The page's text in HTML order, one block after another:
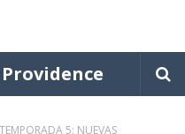
5: NUEVAS